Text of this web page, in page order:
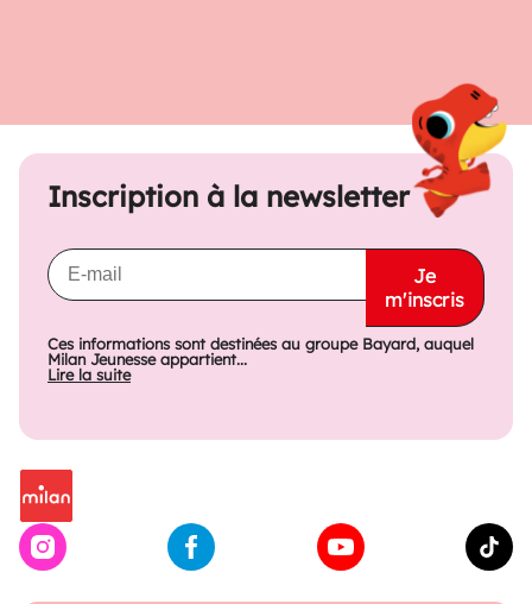
Inscription à la newsletter
Je
m'inscris
Ces informations sont destinées au groupe Bayard, auquel
Milan Jeunesse appartient...
Lire la suite